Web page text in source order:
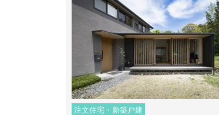
注文住宅・新築戸建